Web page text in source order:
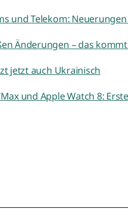
und Telekom:
Änderungen – das
jetzt auch Ukrainisch
und Apple Watch 8: